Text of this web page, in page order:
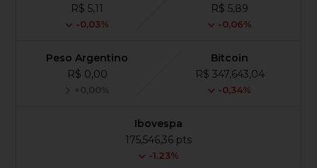
R$ 5,11
-0,03%
R$ 5,89
-0,06%
Peso Argentino
R$ 0,00
+0,00%
Bitcoin
R$ 347,643,04
-0,34%
Ibovespa
175,546,36 pts
-1.23%